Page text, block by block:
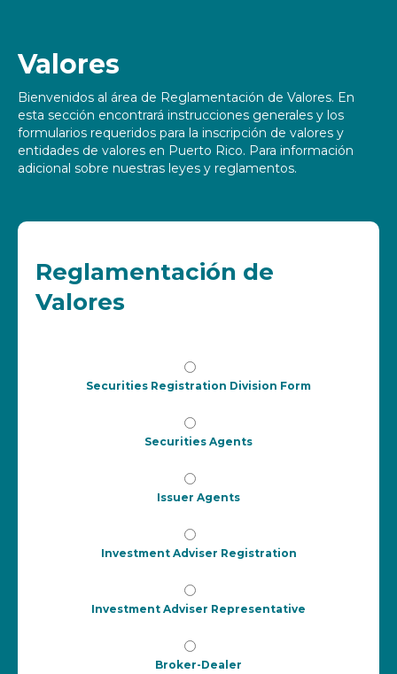
Valores
Bienvenidos al área de Reglamentación de Valores. En
esta sección encontrará instrucciones generales y los
formularios requeridos para la inscripción de valores y
entidades de valores en Puerto Rico. Para información
adicional sobre nuestras leyes y reglamentos.
Reglamentación de
Valores
Securities Registration Division Form
Securities Agents
Issuer Agents
Investment Adviser Registration
Investment Adviser Representative
Broker-Dealer